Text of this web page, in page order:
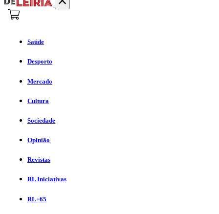
Saúde
Desporto
Mercado
Cultura
Sociedade
Opinião
Revistas
RL Iniciativas
RL+65